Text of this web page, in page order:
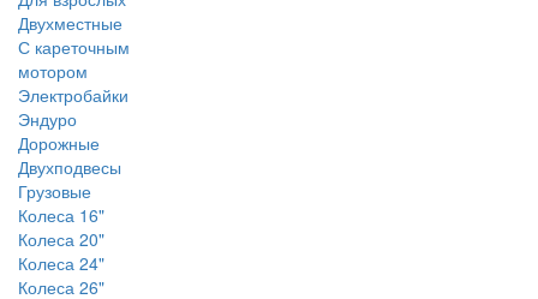
Двухместные
С кареточным
мотором
Электробайки
Эндуро
Дорожные
Двухподвесы
Грузовые
Колеса 16"
Колеса 20"
Колеса 24"
Колеса 26"